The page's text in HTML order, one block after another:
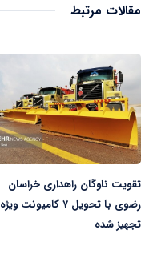
مقالات مرتبط
تقویت ناوگان راهداری خراسان
رضوی با تحویل ۷ کامیونت ویژه
تجهیز شده